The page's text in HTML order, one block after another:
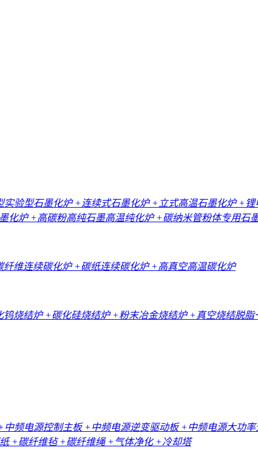
实验型石墨化炉+连续式石墨化炉+立式高温石墨化炉+锂
化炉+高碳粉高纯石墨高温纯化炉+碳纳米管粉体专用石
纤维连续碳化炉+碳纸连续碳化炉+高真空高温碳化炉
钨烧结炉+碳化硅烧结炉+粉末冶金烧结炉+真空烧结脱脂
中频电源控制主板 +中频电源逆变驱动板 +中频电源大功
+碳纤维毡+碳纤维绳 +气体净化+冷却塔